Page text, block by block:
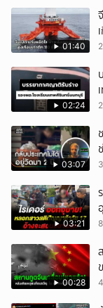
01:40
02:24
03:07
03:21
00:28